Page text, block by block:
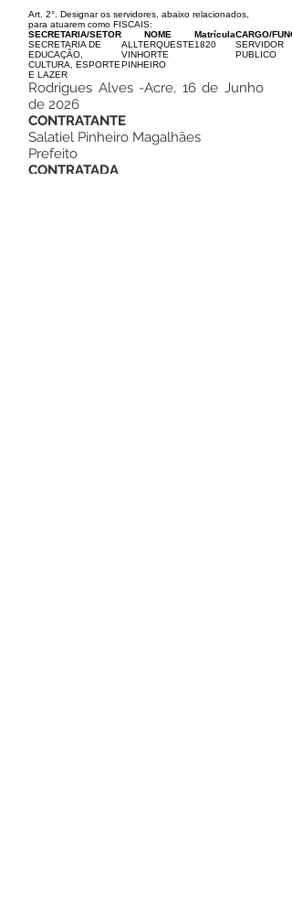
Art. 2°. Designar os servidores, abaixo relacionados,
para atuarem como FISCAIS:
SECRETARIA/SETOR
NOME MatrículaCARGO/
SECRETARIA DE
EDUCAÇÃO,
CULTURA, ESPORTE
E LAZER
ALLTERQUESTE
VINHORTE
PINHEIRO
1820
SERVIDOR
PUBLICO
Rodrigues Alves -Acre, 16 de Junho
de 2026
CONTRATANTE
Salatiel Pinheiro Magalhães
Prefeito
CONTRATADA